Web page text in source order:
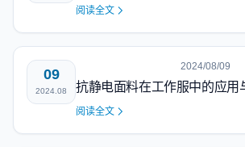
阅读全文
09
2024.08
2024/08/09
抗静电面料在工作服中的应用
阅读全文